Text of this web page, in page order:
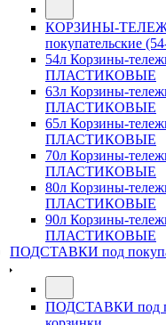
КОРЗИНЫ-
покупательские
54л Корзины-
ПЛАСТИКОВЫЕ
63л Корзины-
ПЛАСТИКОВЫЕ
65л Корзины-
ПЛАСТИКОВЫЕ
70л Корзины-
ПЛАСТИКОВЫЕ
80л Корзины-
ПЛАСТИКОВЫЕ
90л Корзины-
ПЛАСТИКОВЫЕ
ПОДСТАВКИ под
ПОДСТАВКИ под